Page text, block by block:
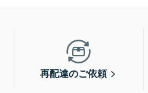
再配達のご依頼